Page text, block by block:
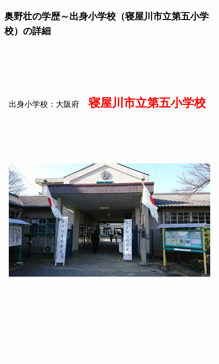
奥野壮の学歴～出身小学校（寝屋川市立第五小学
校）の詳細
出身小学校：大阪府 寝屋川市立第五小学校